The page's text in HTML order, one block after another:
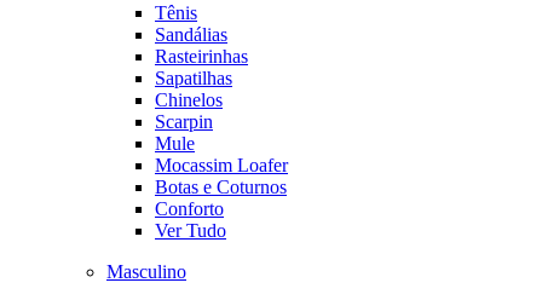
Tênis
Sandálias
Rasteirinhas
Sapatilhas
Chinelos
Scarpin
Mule
Mocassim Loafer
Botas e Coturnos
Conforto
Ver Tudo
Masculino